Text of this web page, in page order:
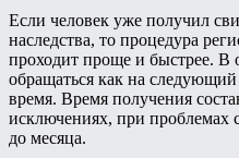
Если человек уже получил
наследства, то процедура
проходит проще и быстрее. В
обращаться как на следующий
время. Время получения
исключениях, при проблемах
до месяца.